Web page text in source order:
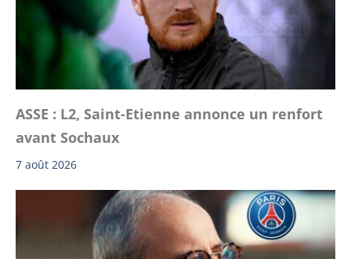
ASSE : L2, Saint-Etienne annonce un renfort
avant Sochaux
7 août 2026